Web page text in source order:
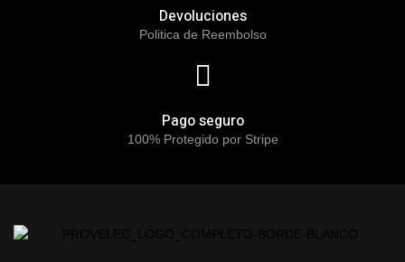
Devoluciones
Politica de Reembolso
Pago seguro
100% Protegido por Stripe